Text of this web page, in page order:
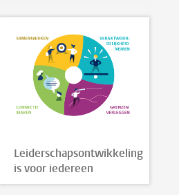
Leiderschapsontwikkeling
is voor iedereen